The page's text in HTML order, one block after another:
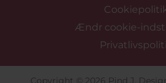
Ændr cookie-
Copyright © 2026 Pind J.